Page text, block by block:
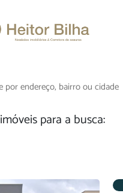
imóveis para a busca: